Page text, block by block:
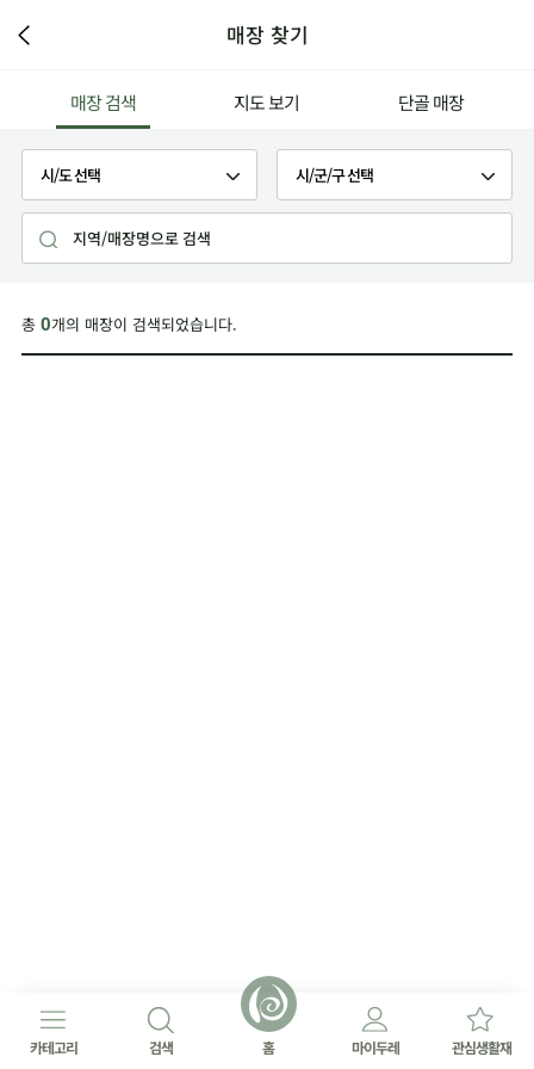
매장 찾기
매장 검색 지도 보기 단골 매장
총 0개의 매장이 검색되었습니다.
카테고리 검색 홈 마이두레 관심생활재